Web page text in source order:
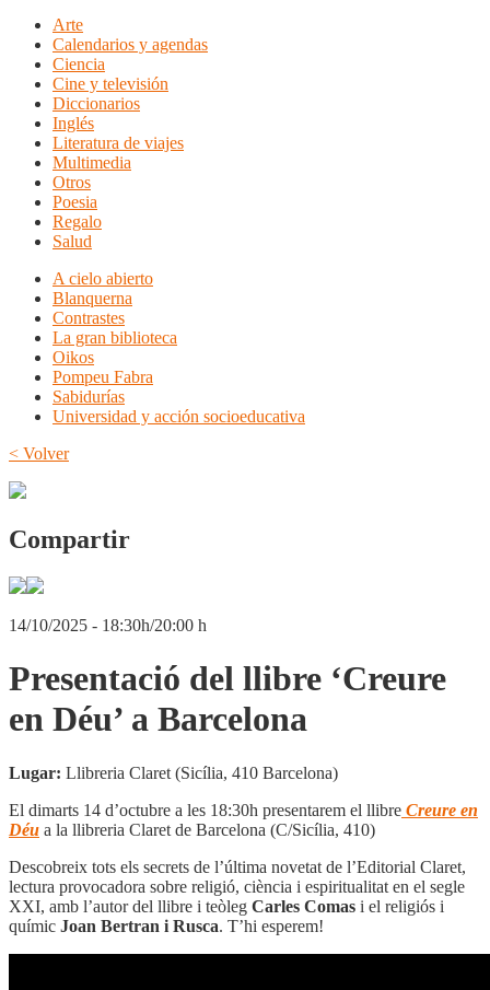
Arte
Calendarios y agendas
Ciencia
Cine y televisión
Diccionarios
Inglés
Literatura de viajes
Multimedia
Otros
Poesia
Regalo
Salud
A cielo abierto
Blanquerna
Contrastes
La gran biblioteca
Oikos
Pompeu Fabra
Sabidurías
Universidad y acción socioeducativa
< Volver
Compartir
14/10/2025 - 18:30h/20:00 h
Presentació del llibre ‘Creure
en Déu’ a Barcelona
Lugar: Llibreria Claret (Sicília, 410 Barcelona)
El dimarts 14 d’octubre a les 18:30h presentarem el llibre Creure en
Déu a la llibreria Claret de Barcelona (C/Sicília, 410)
Descobreix tots els secrets de l’última novetat de l’Editorial Claret,
lectura provocadora sobre religió, ciència i espiritualitat en el segle
XXI, amb l’autor del llibre i teòleg Carles Comas i el religiós i
químic Joan Bertran i Rusca. T’hi esperem!